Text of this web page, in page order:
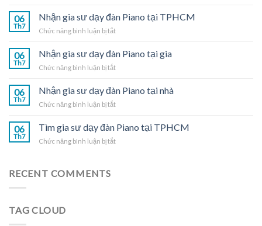
đàn
tại
06
Th7
Nhận gia sư dạy đàn Piano tại TPHCM
Chức năng bình luận bị tắtở
gia
dạy
Piano
06
Th7
Nhận gia sư dạy đàn Piano tại gia
Chức năng bình luận bị tắtở
gia
dạy
Piano
06
Th7
Nhận gia sư dạy đàn Piano tại nhà
Chức năng bình luận bị tắtở
gia
dạy
06
Th7
Tìm gia sư dạy đàn Piano tại TPHCM
Chức năng bình luận bị tắtở
RECENT COMMENTS
TAG CLOUD